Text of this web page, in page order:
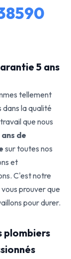
5 ans
tellement
la qualité
que nous
ans de
sur toutes nos
et
C'est notre
prouver que
pour durer.
plombiers